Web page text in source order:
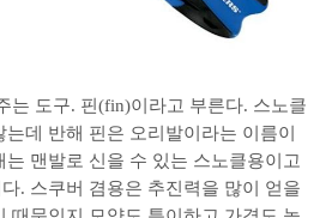
는 도구. 핀(fin)이라고 부른다. 스노클
데 반해 핀은 오리발이라는 이름이
맨발로 신을 수 있는 스노클용이고
. 스쿠버 겸용은 추진력을 많이 얻을